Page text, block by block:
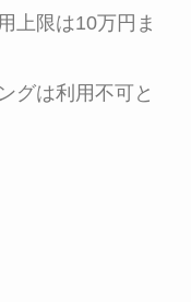
上限は10万円ま
グは利用不可と